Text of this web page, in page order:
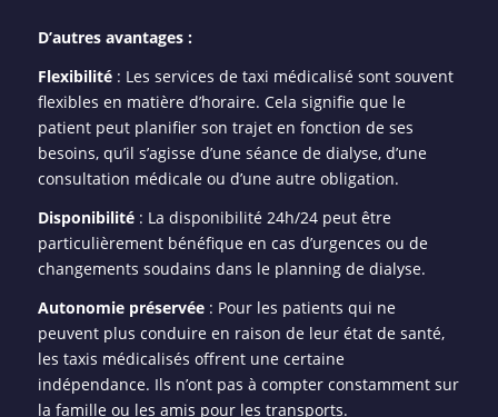
D’autres avantages :
Flexibilité: Les services de taxi médicalisé sont souvent
flexibles en matière d’horaire. Cela signifie que le
patient peut planifier son trajet en fonction de ses
besoins, qu’il s’agisse d’une séance de dialyse, d’une
consultation médicale ou d’une autre obligation.
Disponibilité: La disponibilité 24h/24 peut être
particulièrement bénéfique en cas d’urgences ou de
changements soudains dans le planning de dialyse.
Autonomie préservée: Pour les patients qui ne
peuvent plus conduire en raison de leur état de santé,
les taxis médicalisés offrent une certaine
indépendance. Ils n’ont pas à compter constamment sur
la famille ou les amis pour les transports.